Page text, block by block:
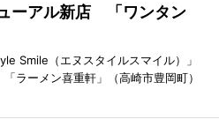
ーアル新店 「ワンタン
Smile（エヌスタイルスマイル）」
ラーメン喜重軒」（高崎市豊岡町）